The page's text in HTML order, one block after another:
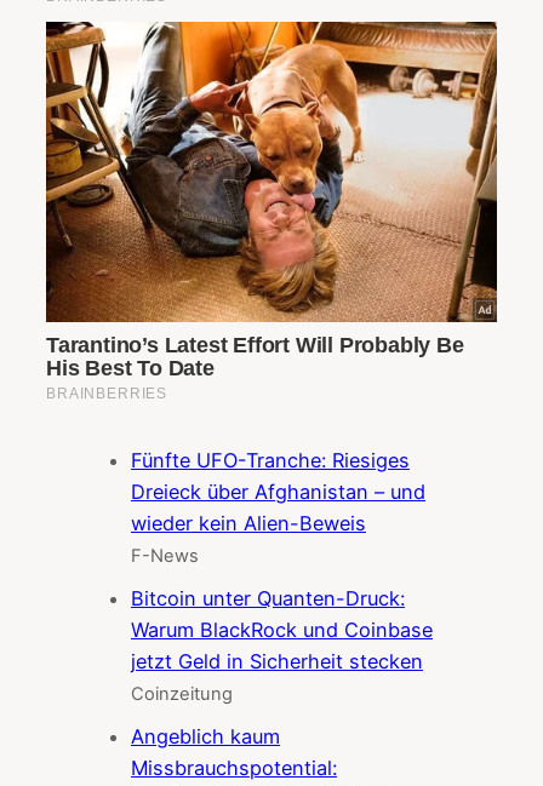
Fünfte UFO-Tranche: Riesiges
Dreieck über Afghanistan – und
wieder kein Alien-Beweis
F-News
Bitcoin unter Quanten-Druck:
Warum BlackRock und Coinbase
jetzt Geld in Sicherheit stecken
Coinzeitung
Angeblich kaum
Missbrauchspotential: